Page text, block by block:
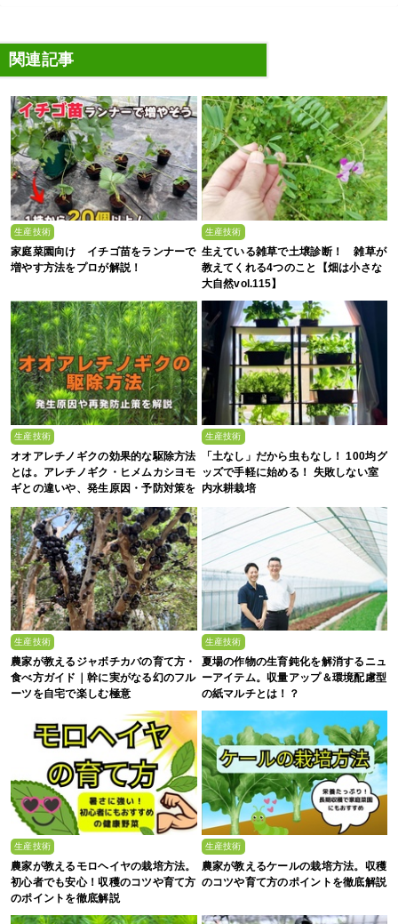
関連記事
生産技術
家庭菜園向け イチゴ苗をランナーで
増やす方法をプロが解説！
生産技術
生えている雑草で土壌診断！ 雑草が
教えてくれる4つのこと【畑は小さな
大自然vol.115】
生産技術
オオアレチノギクの効果的な駆除方法
とは。アレチノギク・ヒメムカシヨモ
ギとの違いや、発生原因・予防対策を
生産技術
「土なし」だから虫もなし！ 100均グ
ッズで手軽に始める！ 失敗しない室
内水耕栽培
生産技術
農家が教えるジャボチカバの育て方・
食べ方ガイド｜幹に実がなる幻のフル
ーツを自宅で楽しむ極意
生産技術
夏場の作物の生育鈍化を解消するニュ
ーアイテム。収量アップ＆環境配慮型
の紙マルチとは！？
生産技術
農家が教えるモロヘイヤの栽培方法。
初心者でも安心！収穫のコツや育て方
のポイントを徹底解説
生産技術
農家が教えるケールの栽培方法。収穫
のコツや育て方のポイントを徹底解説